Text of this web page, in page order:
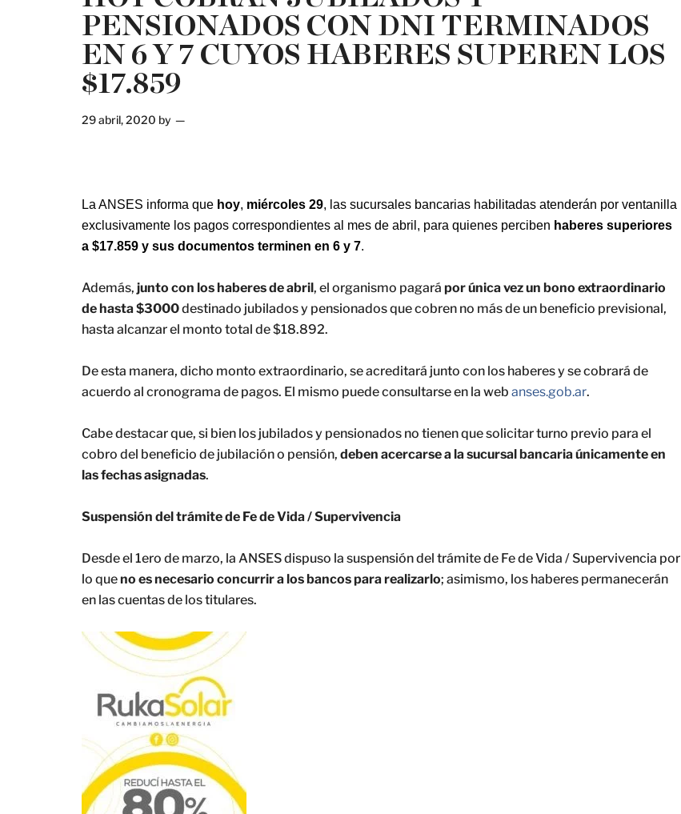
PENSIONADOS CON DNI TERMINADOS
EN 6 Y 7 CUYOS HABERES SUPEREN LOS
$17.859
29 abril, 2020 by
La ANSES informa que hoy, miércoles 29, las sucursales bancarias habilitadas atenderán por ventanilla
exclusivamente los pagos correspondientes al mes de abril, para quienes perciben haberes superiores
a $17.859 y sus documentos terminen en 6 y 7.
Además, junto con los haberes de abril, el organismo pagará por única vez un bono extraordinario
de hasta $3000destinado jubilados y pensionados que cobren no más de un beneficio previsional,
hasta alcanzar el monto total de $18.892.
De esta manera, dicho monto extraordinario, se acreditará junto con los haberes y se cobrará de
acuerdo al cronograma de pagos. El mismo puede consultarse en la web anses.gob.ar.
Cabe destacar que, si bien los jubilados y pensionados no tienen que solicitar turno previo para el
cobro del beneficio de jubilación o pensión, deben acercarse a la sucursal bancaria únicamente en
las fechas asignadas.
Suspensión del trámite de Fe de Vida / Supervivencia
Desde el 1ero de marzo, la ANSES dispuso la suspensión del trámite de Fe de Vida / Supervivencia por
lo queno es necesario concurrir a los bancos para realizarlo; asimismo, los haberes permanecerán
en las cuentas de los titulares.​